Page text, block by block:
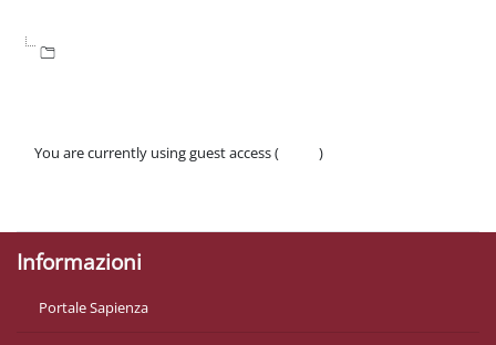
You are currently using guest access (
)
Informazioni
Portale Sapienza